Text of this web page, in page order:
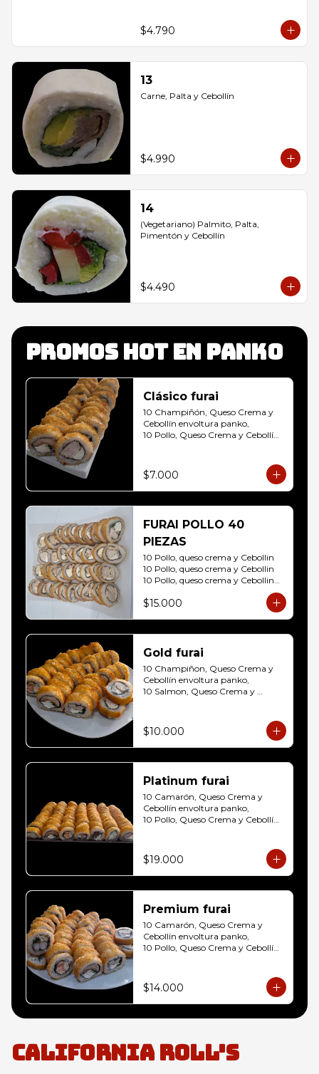
$4.790
13
Carne, Palta y Cebollín
$4.990
14
(Vegetariano) Palmito, Palta,
Pimentón y Cebollín
$4.490
Promos hot en panko
Clásico furai
10 Champiñón, Queso Crema y
Cebollín envoltura panko,
10 Pollo, Queso Crema y Cebollín
$7.000
FURAI POLLO 40
PIEZAS
10 Pollo, queso crema y Cebollin
10 Pollo, queso crema y Cebollin
10 Pollo, queso crema y Cebollin
10 Pollo, queso crema y Cebollin
$15.000
Gold furai
10 Champiñon, Queso Crema y
Cebollín envoltura panko,
10 Salmon, Queso Crema y
envoltura panko
$10.000
Platinum furai
10 Camarón, Queso Crema y
Cebollín envoltura panko,
10 Pollo, Queso Crema y Cebollín
Cebollín envoltura panko,
10 Salmon, Queso Crema y
Cebollín envoltura panko,
10 Carne, Queso Crema y Cebollín
10 Palmito, Queso Crema y
Cebollín envoltura panko,
10 Kanikama, Queso Crema y
Cebollín envoltura panko
$19.000
Premium furai
10 Camarón, Queso Crema y
Cebollín envoltura panko,
10 Pollo, Queso Crema y Cebollín
Cebollín envoltura panko,
10 Salmon, Queso Crema y
Cebollín envoltura panko
$14.000
California Roll's